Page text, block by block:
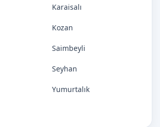
Karaisalı
Kozan
Saimbeyli
Seyhan
Yumurtalık